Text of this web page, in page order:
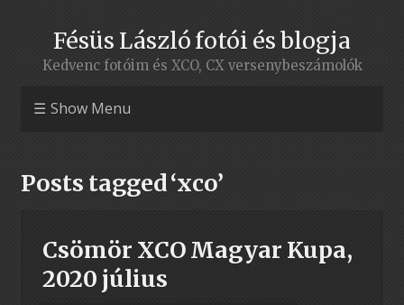
Fésüs László fotói és blogja
Kedvenc fotóim és XCO, CX versenybeszámolók
Show Menu
Posts tagged ‘xco’
Csömör XCO Magyar Kupa,
2020 július